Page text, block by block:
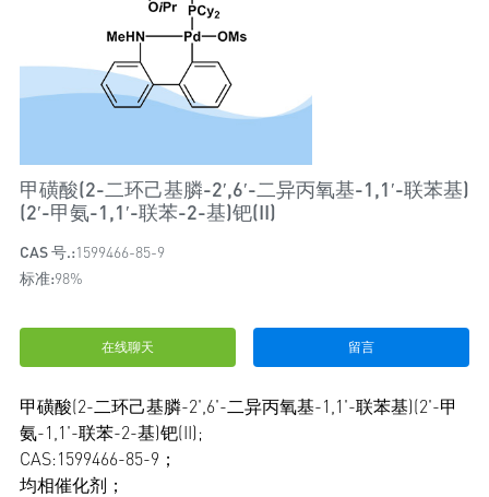
甲磺酸(2-二环己基膦-2′,6′-二异丙氧基-1,1′-联苯基)
(2′-甲氨-1,1′-联苯-2-基)钯(II)
CAS 号.:1599466-85-9
标准:98%
在线聊天 留言
甲磺酸(2-二环己基膦-2',6'-二异丙氧基-1,1'-联苯基)(2'-甲
氨-1,1'-联苯-2-基)钯(II);
CAS:1599466-85-9；
均相催化剂；